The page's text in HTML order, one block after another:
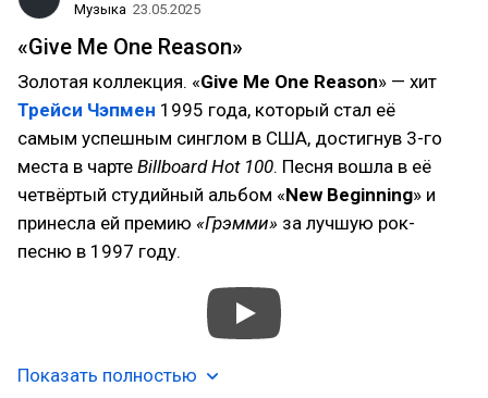
Музыка 23.05.2025
«Give Me One Reason»
Золотая коллекция. «Give Me One Reason» — хит
Трейси Чэпмен 1995 года, который стал её
самым успешным синглом в США, достигнув 3-го
места в чарте Billboard Hot 100. Песня вошла в её
четвёртый студийный альбом «New Beginning» и
принесла ей премию «Грэмми» за лучшую рок-
песню в 1997 году.
Показать полностью